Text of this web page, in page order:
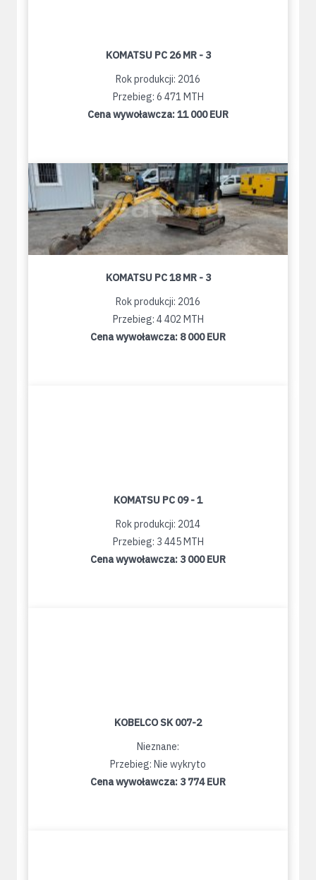
KOMATSU PC 26 MR - 3
Rok produkcji: 2016
Przebieg: 6 471 MTH
Cena wywoławcza:11 000 EUR
KOMATSU PC 18 MR - 3
Rok produkcji: 2016
Przebieg: 4 402 MTH
Cena wywoławcza: 8 000 EUR
KOMATSU PC 09 - 1
Rok produkcji: 2014
Przebieg: 3 445 MTH
Cena wywoławcza: 3 000 EUR
KOBELCO SK 007-2
Nieznane:
Przebieg: Nie wykryto
Cena wywoławcza: 3 774 EUR